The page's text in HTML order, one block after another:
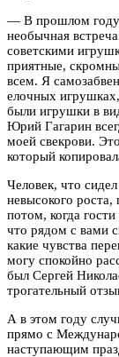
— В прошлом году
необычная
советскими
приятные,
всем. Я
елочных
были игрушки в
Юрий Гагарин
моей свекрови.
который
Человек, что
невысокого
потом, когда
что рядом с вами
какие чувства
могу спокойно
был Сергей
трогательный
А в этом году
прямо с
наступающим